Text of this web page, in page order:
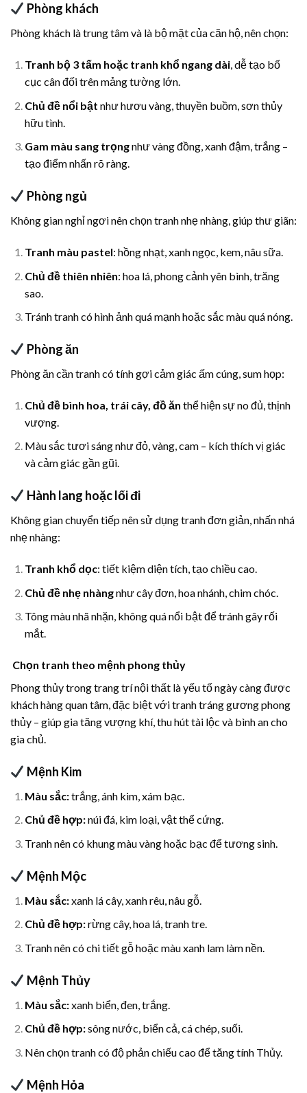
Phòng khách
Phòng khách là trung tâm và là bộ mặt của căn hộ, nên chọn:
Tranh bộ 3 tấm hoặc tranh khổ ngang dài, dễ tạo bố
cục cân đối trên mảng tường lớn.
Chủ đề nổi bật như hươu vàng, thuyền buồm, sơn thủy
hữu tình.
Gam màu sang trọngnhư vàng đồng, xanh đậm, trắng –
tạo điểm nhấn rõ ràng.
Phòng ngủ
Không gian nghỉ ngơi nên chọn tranh nhẹ nhàng, giúp thư giãn:
Tranh màu pastel: hồng nhạt, xanh ngọc, kem, nâu sữa.
Chủ đề thiên nhiên: hoa lá, phong cảnh yên bình, trăng
sao.
Tránh tranh có hình ảnh quá mạnh hoặc sắc màu quá nóng.
Phòng ăn
Phòng ăn cần tranh có tính gợi cảm giác ấm cúng, sum họp:
Chủ đề bình hoa, trái cây, đồ ăn thể hiện sự no đủ, thịnh
vượng.
Màu sắc tươi sáng như đỏ, vàng, cam – kích thích vị giác
và cảm giác gần gũi.
Hành lang hoặc lối đi
Không gian chuyển tiếp nên sử dụng tranh đơn giản, nhấn nhá
nhẹ nhàng:
Tranh khổ dọc: tiết kiệm diện tích, tạo chiều cao.
Chủ đề nhẹ nhàngnhư cây đơn, hoa nhánh, chim chóc.
Tông màu nhã nhặn, không quá nổi bật để tránh gây rối
mắt.
Chọn tranh theo mệnh phong thủy
Phong thủy trong trang trí nội thất là yếu tố ngày càng được
khách hàng quan tâm, đặc biệt với tranh tráng gương phong
thủy – giúp gia tăng vượng khí, thu hút tài lộc và bình an cho
gia chủ.
Mệnh Kim
Màu sắc:trắng, ánh kim, xám bạc.
Chủ đề hợp:núi đá, kim loại, vật thể cứng.
Tranh nên có khung màu vàng hoặc bạc để tương sinh.
Mệnh Mộc
Màu sắc:xanh lá cây, xanh rêu, nâu gỗ.
Chủ đề hợp:rừng cây, hoa lá, tranh tre.
Tranh nên có chi tiết gỗ hoặc màu xanh lam làm nền.
Mệnh Thủy
Màu sắc:xanh biển, đen, trắng.
Chủ đề hợp:sông nước, biển cả, cá chép, suối.
Nên chọn tranh có độ phản chiếu cao để tăng tính Thủy.
Mệnh Hỏa